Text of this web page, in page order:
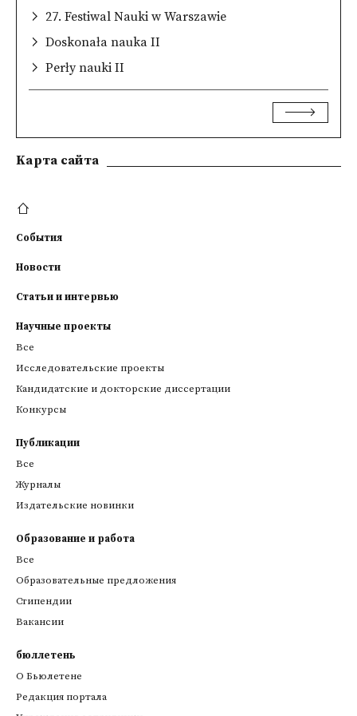
27. Festiwal Nauki w Warszawie
Doskonała nauka II
Perły nauki II
Kарта сайта
События
Новости
Статьи и интервью
Научные проекты
Все
Исследовательские проекты
Кандидатские и докторские диссертации
Конкурсы
Публикации
Все
Журналы
Издательские новинки
Образование и работа
Все
Образовательные предложения
Стипендии
Вакансии
бюллетень
О Бьюлетене
Редакция портала